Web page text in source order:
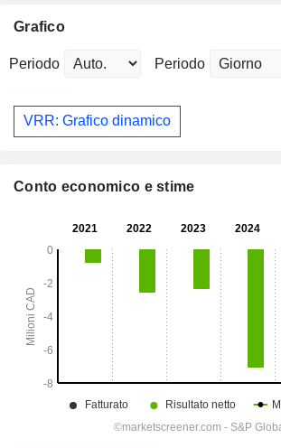
Grafico
Periodo Periodo
VRR: Grafico dinamico
Conto economico e stime